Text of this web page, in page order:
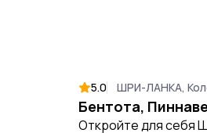
5.0 ШРИ-ЛАНКА,
Откройте для себя